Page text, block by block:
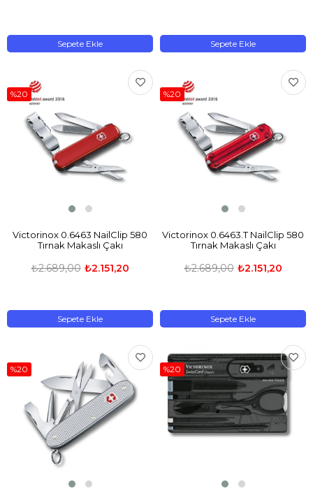
Sepete Ekle Sepete Ekle
Victorinox 0.6463 NailClip 580
Tırnak Makaslı Çakı
₺2.151,20
₺2.689,00
Sepete Ekle
%20
Victorinox 0.6463.T NailClip 580
Tırnak Makaslı Çakı
₺2.151,20
₺2.689,00
Sepete Ekle
%20
%20 %20